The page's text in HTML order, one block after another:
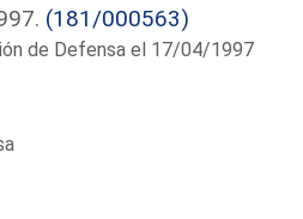
(181/000563)
de Defensa el 17/04/1997